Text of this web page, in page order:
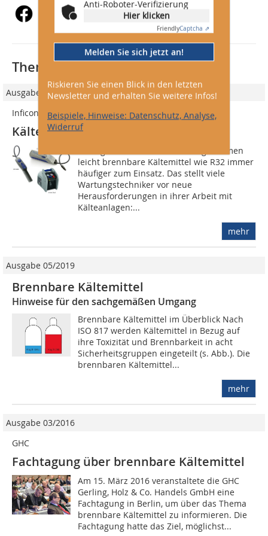
Anti-Roboter-Verifizierung
Hier klicken
FriendlyCaptcha ⇗
Melden Sie sich jetzt an!
Riskieren Sie einen Blick in den letzten
Newsletter und erhalten Sie weitere Infos!
Beispiele, Hinweise: Datenschutz, Analyse,
Widerruf
Thematisch passende Artikel:
Ausgabe 05/2016
Inficon
Kältemittel-Wartungsgeräte
Im Zuge der F-Gase-Verordnung kommen
leicht brennbare Kältemittel wie R32 immer
häufiger zum Einsatz. Das stellt viele
Wartungstechniker vor neue
Herausforderungen in ihrer Arbeit mit
Kälteanlagen:...
mehr
Ausgabe 05/2019
Brennbare Kältemittel
Hinweise für den sachgemäßen Umgang
Brennbare Kältemittel im Überblick Nach
ISO 817 werden Kältemittel in Bezug auf
ihre Toxizität und Brennbarkeit in acht
Sicherheitsgruppen eingeteilt (s. Abb.). Die
brennbaren Kältemittel...
mehr
Ausgabe 03/2016
GHC
Fachtagung über brennbare Kältemittel
Am 15. März 2016 veranstaltete die GHC
Gerling, Holz & Co. Handels GmbH eine
Fachtagung in Berlin, um über das Thema
brennbare Kältemittel zu informieren. Die
Fachtagung hatte das Ziel, möglichst...